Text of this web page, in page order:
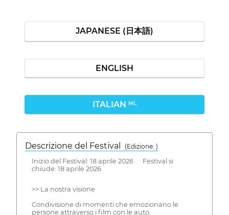
JAPANESE (日本語)
ENGLISH
ITALIAN ML
Descrizione del Festival
( Edizione: )
Inizio del Festival: 18 aprile 2026 Festival si
chiude: 18 aprile 2026
>> La nostra visione
Condivisione di momenti che emozionano le
persone attraverso i film con le auto.